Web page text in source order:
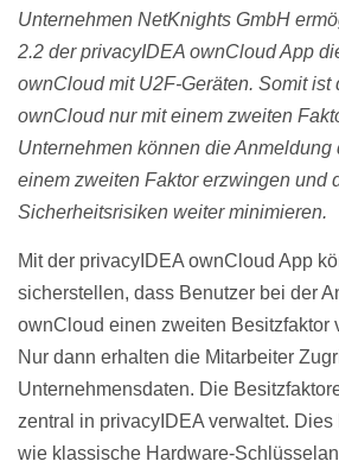
Unternehmen NetKnights GmbH
2.2 der privacyIDEA ownCloud App
ownCloud mit U2F-Geräten. Somit ist
ownCloud nur mit einem zweiten
Unternehmen können die Anmeldung
einem zweiten Faktor erzwingen und
Sicherheitsrisiken weiter minimieren.
Mit der privacyIDEA ownCloud App
sicherstellen, dass Benutzer bei der
ownCloud einen zweiten Besitzfaktor
Nur dann erhalten die Mitarbeiter
Unternehmensdaten. Die
zentral in privacyIDEA verwaltet. Dies
wie klassische Hardware-